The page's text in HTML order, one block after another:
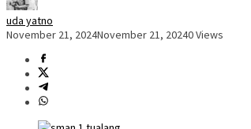
uda yatno
November 21, 2024November 21, 20240 Views